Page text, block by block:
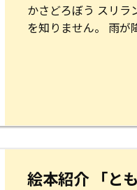
かさどろぼう スリラ
を知りません。 雨
絵本紹介 「と